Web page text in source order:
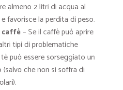
almeno 2 litri di acqua al
favorisce la perdita di peso.
caffè– Se il caffè può aprire
tipi di problematiche
può essere sorseggiato un
che non si soffra di